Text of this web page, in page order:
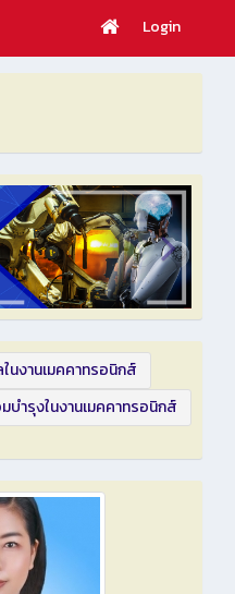
Login
นงานเมคคาทรอนิกส์
บำรุงในงานเมคคาทรอนิกส์